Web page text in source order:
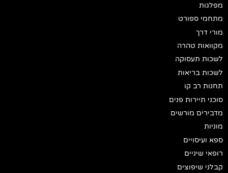
מפלגות
מתחמי ספורט
מורי דרך
מקוואות טהרה
לשכות תעסוקה
לשכות בריאות
תחנות רב קו
סוכני תיירות פנים
מדבירים מורשים
מוניות
ספא ועיסויים
רופאי שיניים
קבלני שיפוצים